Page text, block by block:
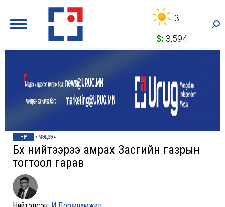
3
$: 3,594
НҮҮР » МЭДЭЭ»
Бүx нийтээрээ амраx Засгийн газрын
тогтоол гарав